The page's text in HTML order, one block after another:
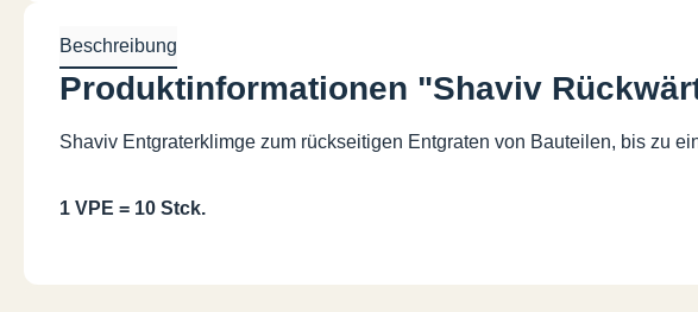
Beschreibung
Produktinformationen "Shaviv
Shaviv Entgraterklimge zum rückseitigen Entgraten von Bauteilen, bis zu
1 VPE = 10 Stck.